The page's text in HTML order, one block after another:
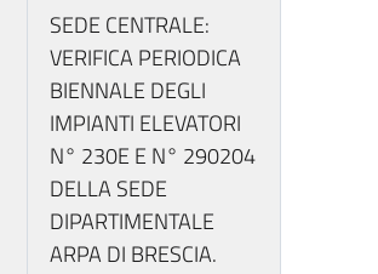
SEDE CENTRALE:
VERIFICA PERIODICA
BIENNALE DEGLI
IMPIANTI ELEVATORI
N° 230E E N° 290204
DELLA SEDE
DIPARTIMENTALE
ARPA DI BRESCIA.